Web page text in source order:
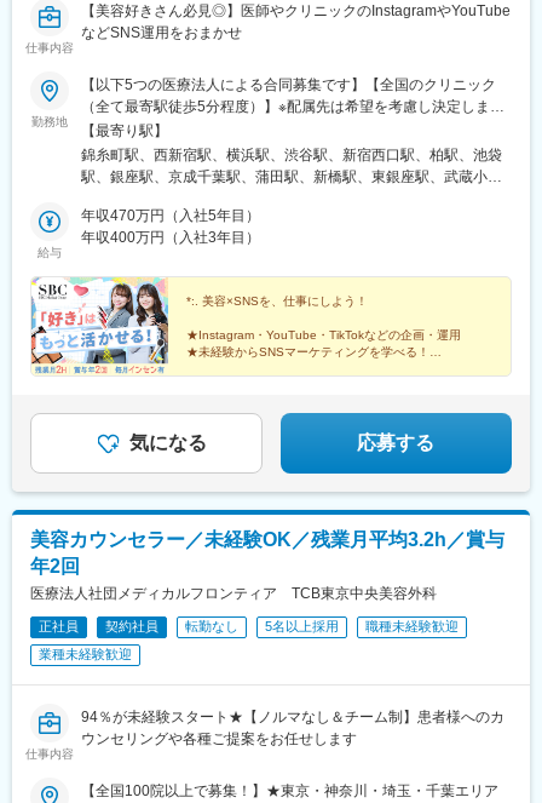
仕事内容
【美容好きさん必見◎】医師やクリニックのInstagramやYouTube
などSNS運用をおまかせ
勤務地
【以下5つの医療法人による合同募集です】【全国のクリニック
（全て最寄駅徒歩5分程度）】※配属先は希望を考慮し決定します
※転居を伴う転勤はありません／U・Iターン歓迎※希望する法人に
応募することが可能です＜医療法人 湘美会＞上野、新宿、横浜、
柏、池袋＜医療法人社団 孝和会＞表参道、上野、品川、渋谷、蒲
新宿、銀座、赤羽、二子玉川、新橋、横浜、宇都宮＜医療法人社
団 愛恵会＞秋葉原、錦糸町、恵比寿、豊洲、足立、川崎、豊橋＜
【最寄り駅】
錦糸町駅、西新宿駅、横浜駅、渋谷駅、新宿西口駅、柏駅、池袋
駅、銀座駅、京成千葉駅、蒲田駅、新橋駅、東銀座駅、武蔵小杉
ケ丘駅、銀座一丁目駅、青葉台駅、新浦安駅、青森駅、東宿郷
駅、表参道駅、上野広小路駅、品川駅、新宿三丁目駅、秋葉原
宿駅、東池袋駅、千葉駅、京急蒲田駅、新高島駅、内幸町駅、向
河原駅、立川駅、新豊洲駅、代官山駅、豊橋駅、有楽町駅、新宿
駅(東京メトロ)、宇都宮駅東口駅、明治神宮前駅、上野御徒町駅、
新宿駅、末広町駅(東京都)、赤羽岩淵駅、二子新地駅、反町駅、都
電雑司ケ谷駅、新千葉駅、高島町駅、汐留駅、立川北駅、駅前
給与
年収470万円（入社5年目）
年収400万円（入社3年目）
*:. 美容×SNSを、仕事にしよう！
★Instagram・YouTube・TikTokなどの企画・運用
★未経験からSNSマーケティングを学べる！
気になる 応募する
美容カウンセラー／未経験OK／残業月平均3.2h／賞与
年2回
医療法人社団メディカルフロンティア TCB東京中央美容外科
正社員 契約社員 転勤なし 5名以上採用
職種未経験歓迎
業種未経験歓迎
仕事内容
94％が未経験スタート★【ノルマなし＆チーム制】患者様へのカ
ウンセリングや各種ご提案をお任せします
【全国100院以上で募集！】★東京・神奈川・埼玉・千葉エリア